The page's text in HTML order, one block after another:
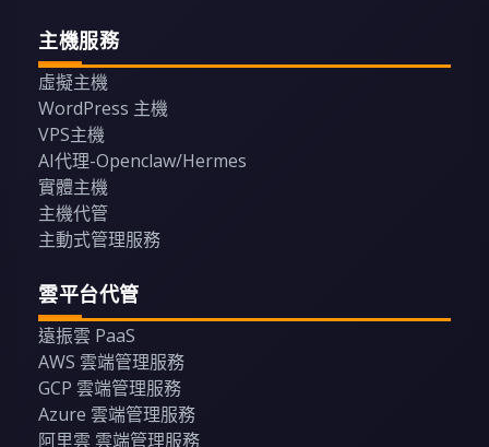
主機服務
虛擬主機
WordPress 主機
VPS主機
AI代理-Openclaw/Hermes
實體主機
主機代管
主動式管理服務
雲平台代管
遠振雲 PaaS
AWS 雲端管理服務
GCP 雲端管理服務
Azure 雲端管理服務
阿里雲 雲端管理服務